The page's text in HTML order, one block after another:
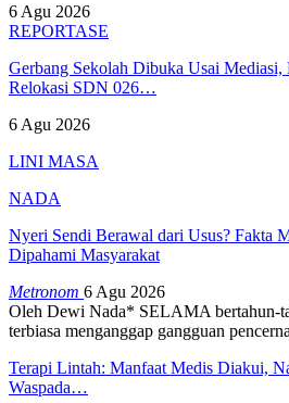
6 Agu 2026
REPORTASE
Gerbang Sekolah Dibuka Usai Mediasi,
Relokasi SDN 026…
6 Agu 2026
LINI MASA
NADA
Nyeri Sendi Berawal dari Usus? Fakta
Dipahami Masyarakat
Metronom 6 Agu 2026
Oleh Dewi Nada* SELAMA bertahun-
terbiasa menganggap gangguan
Terapi Lintah: Manfaat Medis Diakui,
Waspada…